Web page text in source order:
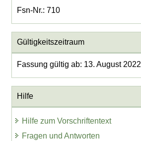
Fsn-Nr.: 710
Gültigkeitszeitraum
Fassung gültig ab: 13. August 2022
Hilfe
Hilfe zum Vorschriftentext
Fragen und Antworten